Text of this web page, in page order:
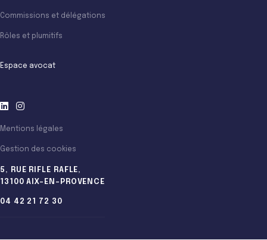
Commissions et délégations
Rôles et plumitifs
Espace avocat
Mentions légales
Gestion des cookies
5, RUE RIFLE RAFLE,
13100 AIX-EN-PROVENCE
04 42 21 72 30